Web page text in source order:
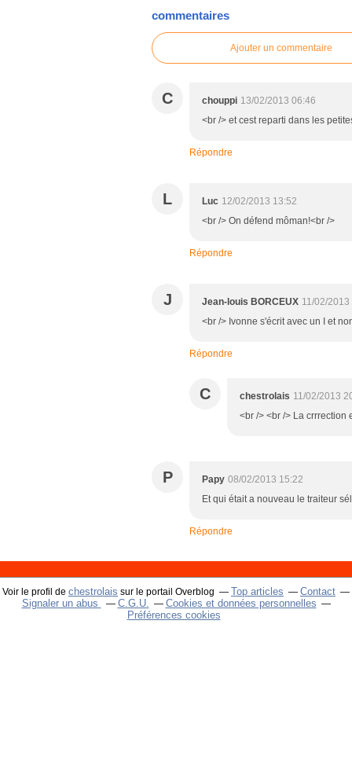
commentaires
Ajouter un commentaire
C chouppi 13/02/2013 06:46
<br /> et cest reparti dans les
Répondre
L Luc 12/02/2013 13:52
<br /> On défend môman!<br />
Répondre
J Jean-louis BORCEUX 11/02/
<br /> Ivonne s'écrit avec un I et
Répondre
C chestrolais 11/02/2013
<br /> <br /> La crrrection
P Papy 08/02/2013 15:22
Et qui était a nouveau le traiteur
Répondre
Voir le profil de chestrolais sur le portail Overblog Top articles
Contact
Signaler un abus
C.G.U.
Cookies et données personnelles
Préférences cookies